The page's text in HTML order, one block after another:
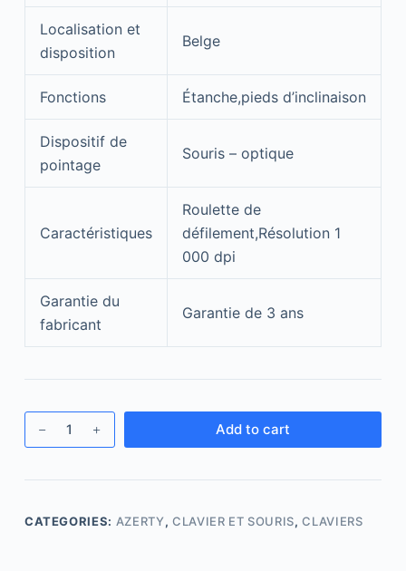
Localisation et
disposition
Belge
Fonctions Étanche,pieds d’inclinaison
Dispositif de
pointage
Souris – optique
Caractéristiques
Roulette de
défilement,Résolution 1
000 dpi
Garantie du
fabricant
Garantie de 3 ans
Add to cart
CATEGORIES: AZERTY, CLAVIER ET SOURIS,CLAVIERS